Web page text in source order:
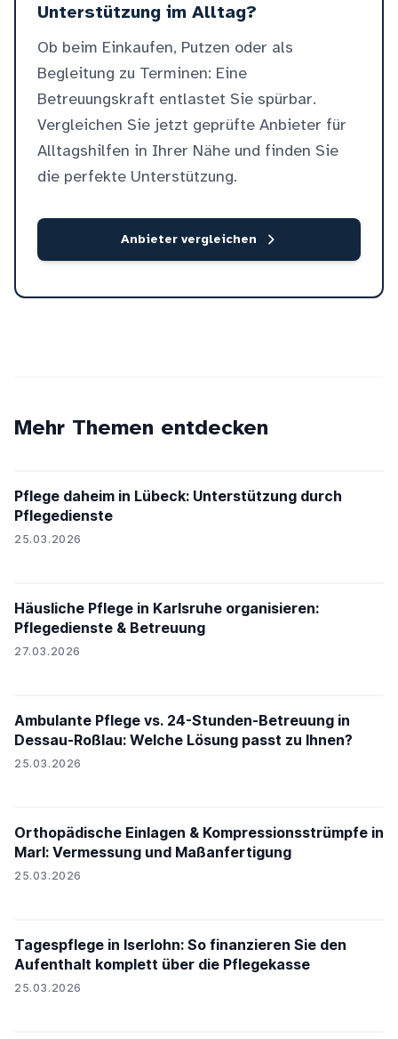
Unterstützung im Alltag?
Ob beim Einkaufen, Putzen oder als
Begleitung zu Terminen: Eine
Betreuungskraft entlastet Sie spürbar.
Vergleichen Sie jetzt geprüfte Anbieter für
Alltagshilfen in Ihrer Nähe und finden Sie
die perfekte Unterstützung.
Anbieter vergleichen
Mehr Themen entdecken
Pflege daheim in Lübeck: Unterstützung durch
Pflegedienste
25.03.2026
Häusliche Pflege in Karlsruhe organisieren:
Pflegedienste & Betreuung
27.03.2026
Ambulante Pflege vs. 24-Stunden-Betreuung in
Dessau-Roßlau: Welche Lösung passt zu Ihnen?
25.03.2026
Orthopädische Einlagen & Kompressionsstrümpfe in
Marl: Vermessung und Maßanfertigung
25.03.2026
Tagespflege in Iserlohn: So finanzieren Sie den
Aufenthalt komplett über die Pflegekasse
25.03.2026